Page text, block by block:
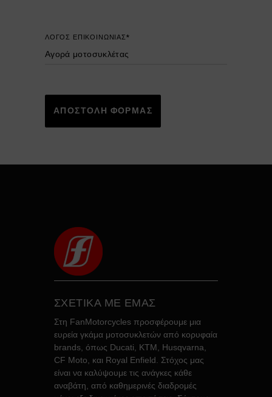
ΛΟΓΟΣ ΕΠΙΚΟΙΝΩΝΙΑΣ*
ΑΠΟΣΤΟΛΗ ΦΟΡΜΑΣ
ΣΧΕΤΙΚΑ ΜΕ ΕΜΑΣ
Στη FanMotorcycles προσφέρουμε μια
ευρεία γκάμα μοτοσυκλετών από κορυφαία
brands, όπως Ducati, KTM, Husqvarna,
CF Moto, και Royal Enfield. Στόχος μας
είναι να καλύψουμε τις ανάγκες κάθε
αναβάτη, από καθημερινές διαδρομές